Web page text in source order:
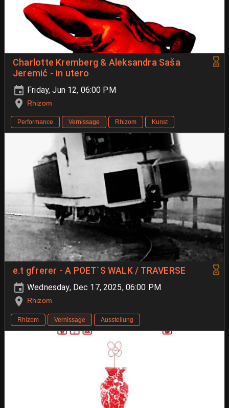
Charlotte Kremberg & Aleksandra Saša
Jeremić - in utero
Friday, Jun 12, 06:00 PM
Rhizom
Performance Vernissage Rhizom Kunst
e.t gfrerer - A POET`S WALK / TRAVERSE
Wednesday, Dec 17, 2025, 06:00 PM
Rhizom
Rhizom Vernissage Ausstellung